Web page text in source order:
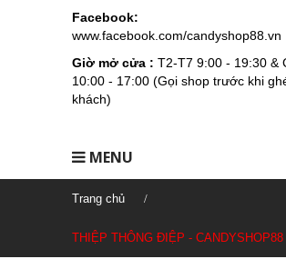
Facebook:
www.facebook.com/candyshop88.vn
Giờ mở cửa : T2-T7 9:00 - 19:30 &
10:00 - 17:00 (Gọi shop trước khi
khách)
MENU
Trang chủ
THIỆP THÔNG ĐIỆP - CANDYSHOP88